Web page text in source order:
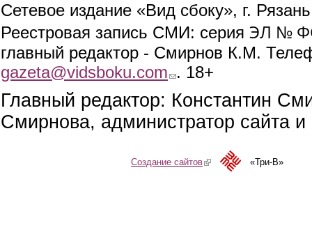
Сетевое издание «Вид сбоку», г.
Реестровая запись СМИ: серия ЭЛ №
главный редактор - Смирнов К.М.
gazeta@vidsboku.com (link sends e-mail)
. 18+
Главный редактор: Константин
Смирнова, администратор сайта
Создание сайтов(link is external)«Три-В»